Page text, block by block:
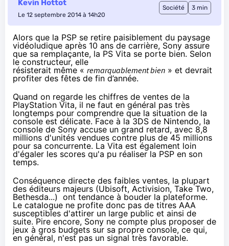
Kevin Hottot
Le 12 septembre 2014 à 14h20
Société 3 min
Alors que la PSP se retire paisiblement du paysage
vidéoludique après 10 ans de carrière, Sony assure
que sa remplaçante, la PS Vita se porte bien. Selon
le constructeur, elle
résisterait même « remarquablement bien » et devrait
profiter des fêtes de fin d’année.
Quand on regarde les chiffres de ventes de la
PlayStation Vita, il ne faut en général pas très
longtemps pour comprendre que la situation de la
console est délicate. Face à la 3DS de Nintendo, la
console de Sony accuse un grand retard, avec 8,8
millions d'unités vendues contre plus de 45 millions
pour sa concurrente. La Vita est également loin
d'égaler les scores qu'a pu réaliser la PSP en son
temps.
Conséquence directe des faibles ventes, la plupart
des éditeurs majeurs (Ubisoft, Activision, Take Two,
Bethesda...) ont tendance à bouder la plateforme.
Le catalogue ne profite donc pas de titres AAA
susceptibles d'attirer un large public et ainsi de
suite. Pire encore, Sony ne compte plus proposer de
jeux à gros budgets sur sa propre console, ce qui,
en général, n'est pas un signal très favorable.